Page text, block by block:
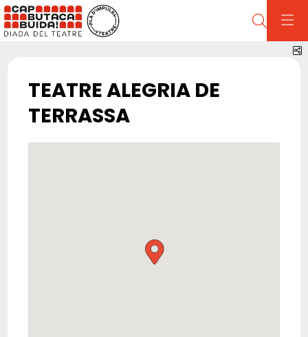
Cerca
TEATRE ALEGRIA DE
TERRASSA